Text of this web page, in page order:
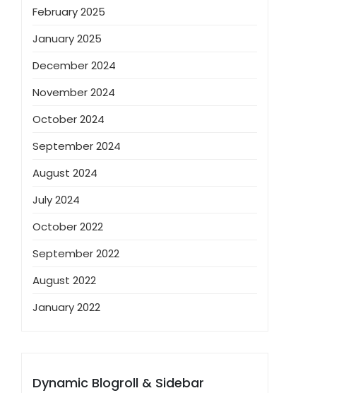
February 2025
January 2025
December 2024
November 2024
October 2024
September 2024
August 2024
July 2024
October 2022
September 2022
August 2022
January 2022
Dynamic Blogroll & Sidebar